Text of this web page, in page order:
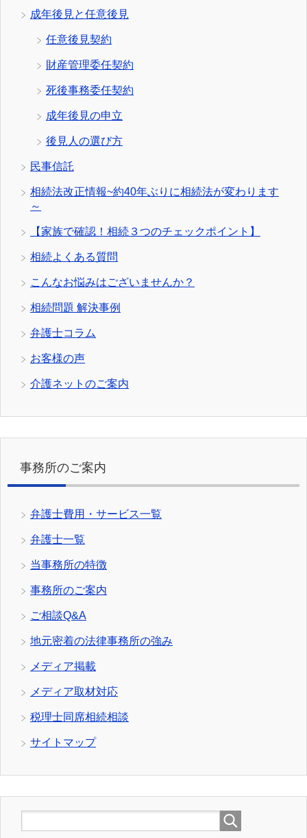
成年後見と任意後見
任意後見契約
財産管理委任契約
死後事務委任契約
成年後見の申立
後見人の選び方
民事信託
相続法改正情報~約40年ぶりに相続法が変わります
～
【家族で確認！相続３つのチェックポイント】
相続よくある質問
こんなお悩みはございませんか？
相続問題 解決事例
弁護士コラム
お客様の声
介護ネットのご案内
事務所のご案内
弁護士費用・サービス一覧
弁護士一覧
当事務所の特徴
事務所のご案内
ご相談Q&A
地元密着の法律事務所の強み
メディア掲載
メディア取材対応
税理士同席相続相談
サイトマップ